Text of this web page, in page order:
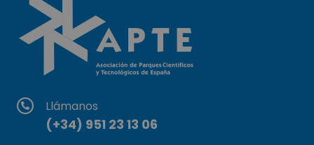
Llámanos
(+34) 951 23 13 06